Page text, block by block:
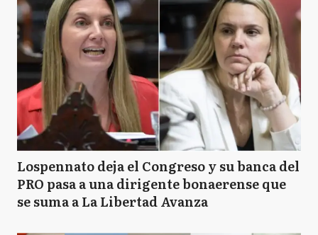
Lospennato deja el Congreso y su banca del
PRO pasa a una dirigente bonaerense que
se suma a La Libertad Avanza